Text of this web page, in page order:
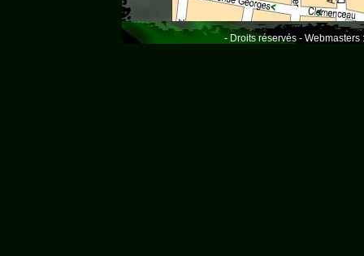
- Droits réservés - Webmasters